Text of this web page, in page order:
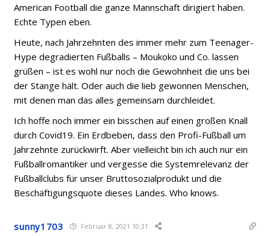
American Football die ganze Mannschaft dirigiert haben.
Echte Typen eben.
Heute, nach Jahrzehnten des immer mehr zum Teenager-
Hype degradierten Fußballs – Moukoko und Co. lassen
grüßen – ist es wohl nur noch die Gewohnheit die uns bei
der Stange hält. Oder auch die lieb gewonnen Menschen,
mit denen man das alles gemeinsam durchleidet.
Ich hoffe noch immer ein bisschen auf einen großen Knall
durch Covid19. Ein Erdbeben, dass den Profi-Fußball um
Jahrzehnte zurückwirft. Aber vielleicht bin ich auch nur ein
Fußballromantiker und vergesse die Systemrelevanz der
Fußballclubs für unser Bruttosozialprodukt und die
Beschäftigungsquote dieses Landes. Who knows.
sunny1703 Februar 8, 2021 10:31